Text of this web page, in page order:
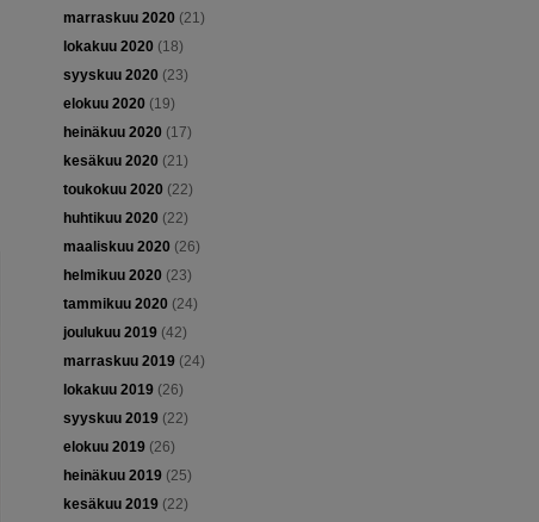
marraskuu 2020 (21)
lokakuu 2020 (18)
syyskuu 2020 (23)
elokuu 2020 (19)
heinäkuu 2020 (17)
kesäkuu 2020 (21)
toukokuu 2020 (22)
huhtikuu 2020 (22)
maaliskuu 2020 (26)
helmikuu 2020 (23)
tammikuu 2020 (24)
joulukuu 2019(42)
marraskuu 2019(24)
lokakuu 2019(26)
syyskuu 2019(22)
elokuu 2019(26)
heinäkuu 2019(25)
kesäkuu 2019(22)